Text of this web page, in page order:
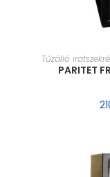
Tűzálló
PARITET